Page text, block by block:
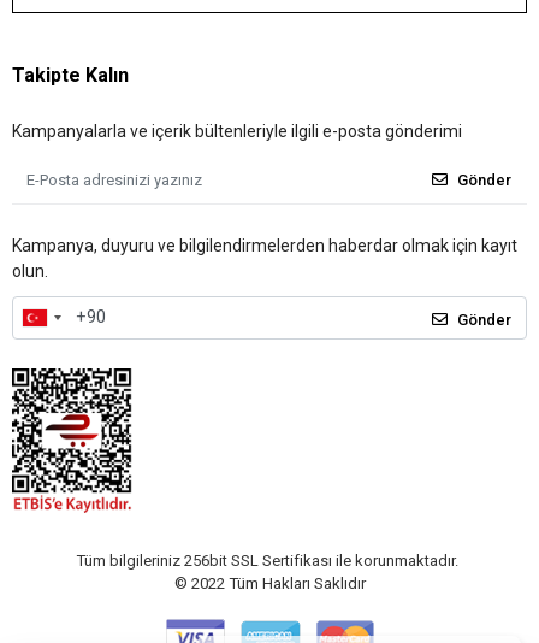
Takipte Kalın
Kampanyalarla ve içerik bültenleriyle ilgili e-posta gönderimi
Gönder
Kampanya, duyuru ve bilgilendirmelerden haberdar olmak için kayıt
olun.
Gönder
Tüm bilgileriniz 256bit SSL Sertifikası ile korunmaktadır.
© 2022 Tüm Hakları Saklıdır